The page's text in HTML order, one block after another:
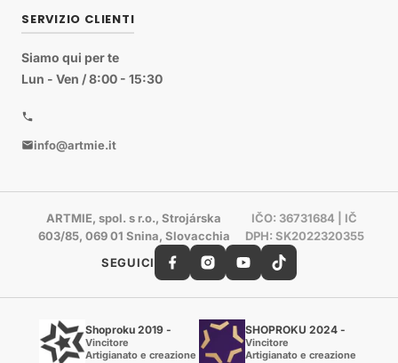
SERVIZIO CLIENTI
Siamo qui per te
Lun - Ven / 8:00 - 15:30
info@artmie.it
ARTMIE, spol. s r.o., Strojárska
603/85, 069 01 Snina, Slovacchia
IČO: 36731684 | IČ
DPH: SK2022320355
SEGUICI
Shoproku 2019 -
Vincitore
Artigianato e creazione
SHOPROKU 2024 -
Vincitore
Artigianato e creazione